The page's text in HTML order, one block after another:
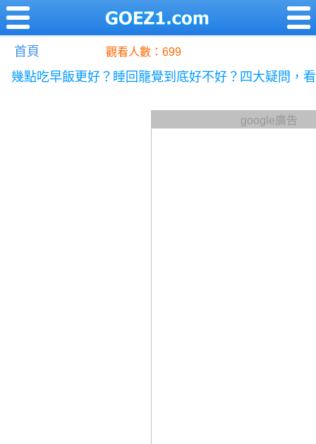
首頁 觀看人數：699
幾點吃早飯更好？睡回籠覺到底好不好？四大疑問，
google廣告